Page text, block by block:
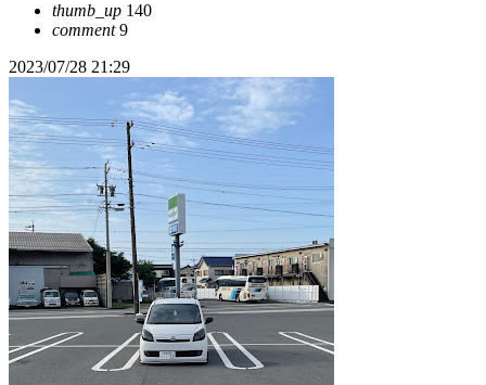
thumb_up 140
comment9
2023/07/28 21:29